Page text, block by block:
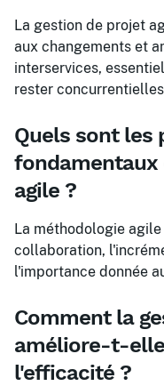
La gestion de projet
aux changements et
interservices,
rester
Quels sont les
fondamentaux
agile ?
La méthodologie
collaboration,
l'importance donnée
Comment la
améliore-t-
l'efficacité ?